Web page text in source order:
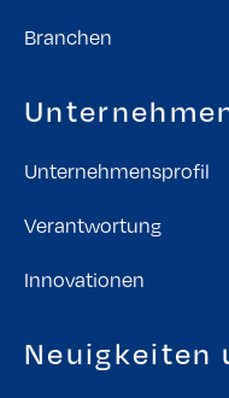
Branchen
Unternehmensprofil
Verantwortung
Innovationen
Neuigkeiten